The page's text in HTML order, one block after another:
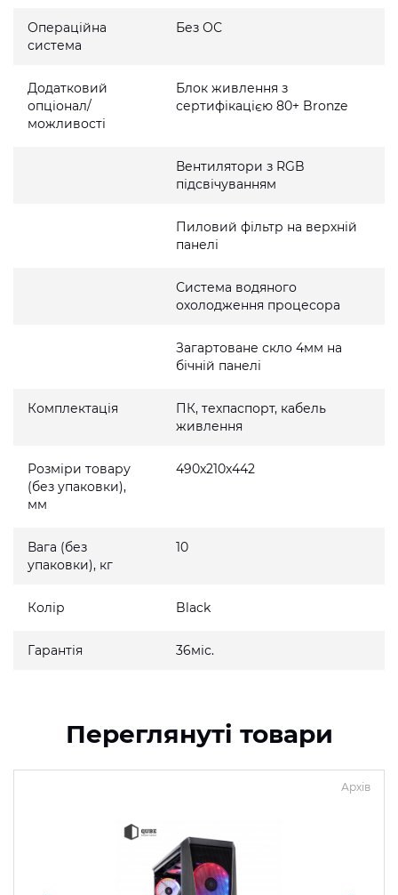
Операційна
система
Без ОС
Додатковий
опціонал/
можливості
Блок живлення з
сертифікацією 80+ Bronze
Вентилятори з RGB
підсвічуванням
Пиловий фільтр на верхній
панелі
Система водяного
охолодження процесора
Загартоване скло 4мм на
бічній панелі
Комплектація
ПК, техпаспорт, кабель
живлення
Розміри товару
(без упаковки),
мм
490x210x442
Вага (без
упаковки), кг
10
Колір Black
Гарантія 36міс.
Переглянуті товари
Архів